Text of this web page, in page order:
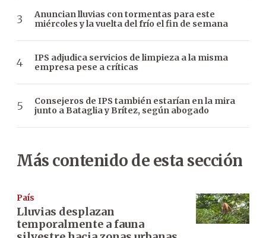
Anuncian lluvias con tormentas para este
miércoles y la vuelta del frío el fin de semana
IPS adjudica servicios de limpieza a la misma
empresa pese a críticas
Consejeros de IPS también estarían en la mira
junto a Bataglia y Brítez, según abogado
Más contenido de esta sección
País
Lluvias desplazan
temporalmente a fauna